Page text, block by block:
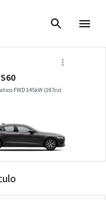
FWD 145kW (197cv)